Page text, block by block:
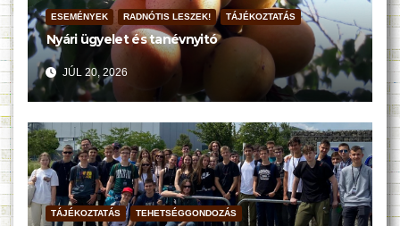
ESEMÉNYEK RADNÓTIS LESZEK! TÁJÉKOZTATÁS
Nyári ügyelet és tanévnyitó
JÚL 20, 2026
TÁJÉKOZTATÁS TEHETSÉGGONDOZÁS